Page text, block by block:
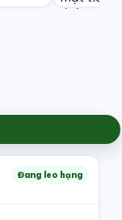
Đang leo hạng